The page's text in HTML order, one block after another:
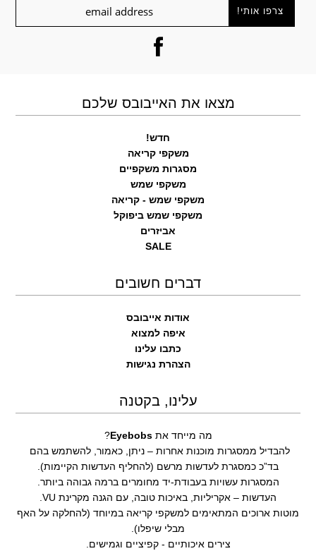
מצאו את האייבובס שלכם
חדש!
משקפי קריאה
מסגרות משקפיים
משקפי שמש
משקפי שמש - קריאה
משקפי שמש ביפוקל
אביזרים
SALE
דברים חשובים
אודות אייבובס
איפה למצוא
כתבו עלינו
הצהרת נגישות
עלינו, בקטנה
מה מייחד אתEyebobs
?
להבדיל ממסגרות מוכנות אחרות – ניתן, כאמור, להשתמש בהם
בד”כ כמסגרת לעדשות מרשם (להחליף העדשות הקיימות).
המסגרות עשויות בעבודת-יד מחומרים ברמה גבוהה ביותר.
העדשות – אקריליות, באיכות טובה, עם הגנה מקרינת VU.
מוטות ארוכים המתאימים למשקפי קריאה במיוחד (להחלקה על האף
מבלי שיפלו).
צירים איכותיים - קפיציים וגמישים.